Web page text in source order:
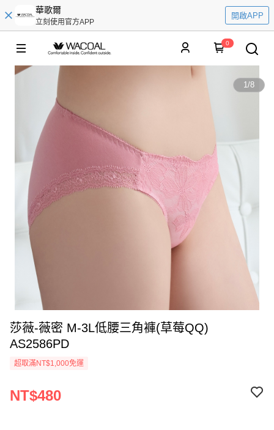
華歌爾
立刻使用官方APP
開啟APP
0
1/8
莎薇-薇密 M-3L低腰三角褲(草莓QQ)
AS2586PD
超取滿NT$1,000免運
NT$480